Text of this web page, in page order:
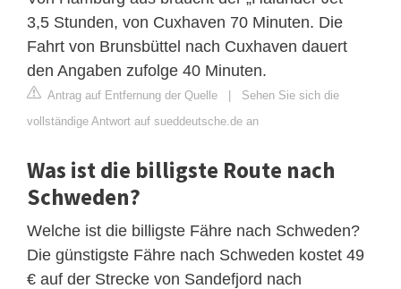
3,5 Stunden, von Cuxhaven 70 Minuten. Die
Fahrt von Brunsbüttel nach Cuxhaven dauert
den Angaben zufolge 40 Minuten.
Antrag auf Entfernung der Quelle | Sehen Sie sich die
vollständige Antwort auf sueddeutsche.de an
Was ist die billigste Route nach
Schweden?
Welche ist die billigste Fähre nach Schweden?
Die günstigste Fähre nach Schweden kostet 49
€ auf der Strecke von Sandefjord nach